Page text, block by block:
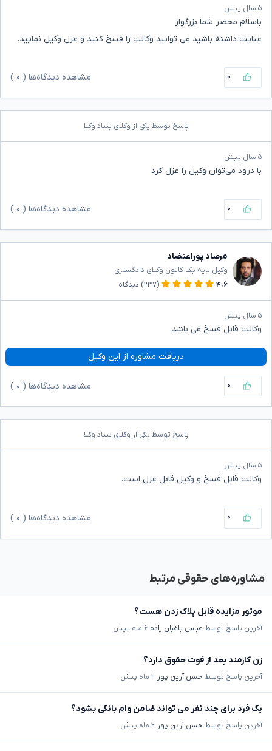
۵ سال پیش
باسلام محضر شما بزرگوار
عنایت داشته باشید می توانید وکالت را فسخ کنید و عزل وکیل نمایید.
۰ مشاهده دیدگاه‌ها ( ۰
پاسخ توسط یکی از وکلای بنیاد وکلا
۵ سال پیش
با درود می‌توان وکیل را عزل کرد
۰ مشاهده دیدگاه‌ها ( ۰
مرصاد پوراعتضاد
وکیل پایه یک کانون وکلای دادگستری
۴.۶
(۲۳۷) دیدگاه
۵ سال پیش
وکالت قابل فسخ می باشد.
دریافت مشاوره از این وکیل
۰ مشاهده دیدگاه‌ها ( ۰
پاسخ توسط یکی از وکلای بنیاد وکلا
۵ سال پیش
وکالت قابل فسخ و وکیل قابل عزل است.
۰ مشاهده دیدگاه‌ها ( ۰
مشاوره‌های حقوقی مرتبط
موتور مزایده قابل پلاک زدن هست؟
آخرین پاسخ توسط عباس باغبان زاده ۶ ماه پیش
زن کارمند بعد از فوت حقوق دارد؟
آخرین پاسخ توسط حسن آرین پور ۲ ماه پیش
یک فرد برای چند نفر می تواند ضامن وام بانکی بشود؟
آخرین پاسخ توسط حسن آرین پور ۲ ماه پیش